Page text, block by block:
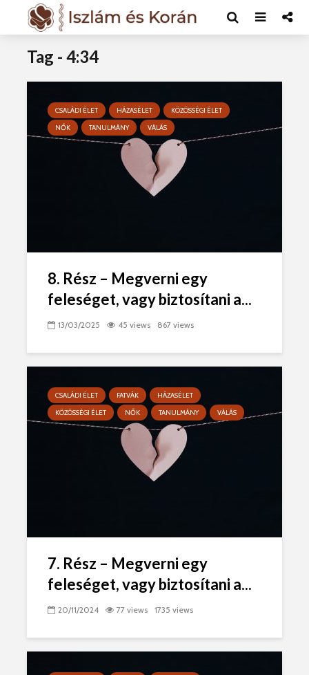
Tag - 4:34
CSALÁDI ÉLET HÁZASÉLET
KÖZÖSSÉGI ÉLET
NŐK
TANULMÁNY VÁLÁS
8. Rész – Megverni egy
feleséget, vagy biztosítani a...
13/03/2025 45 views 867 views
CSALÁDI ÉLET FATVÁK
HÁZASÉLET
KÖZÖSSÉGI ÉLET
NŐK TANULMÁNY VÁLÁS
7. Rész – Megverni egy
feleséget, vagy biztosítani a...
20/11/2024 77 views 1735 views